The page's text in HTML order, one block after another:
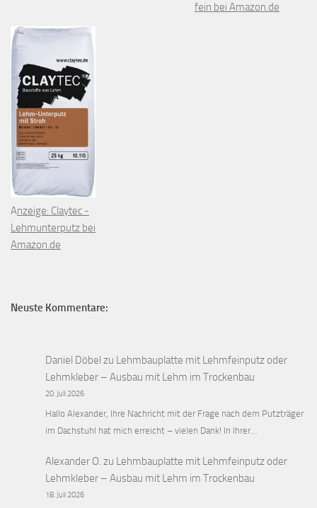
fein bei Amazon.de
Anzeige: Claytec -
Lehmunterputz bei
Amazon.de
Neuste Kommentare:
Daniel Döbel zu Lehmbauplatte mit Lehmfeinputz oder
Lehmkleber – Ausbau mit Lehm im Trockenbau
20. Juli 2026
Hallo Alexander, Ihre Nachricht mit der Frage nach dem Putzträger
im Dachstuhl hat mich erreicht – vielen Dank! In Ihrer…
Alexander O. zu Lehmbauplatte mit Lehmfeinputz oder
Lehmkleber – Ausbau mit Lehm im Trockenbau
18. Juli 2026